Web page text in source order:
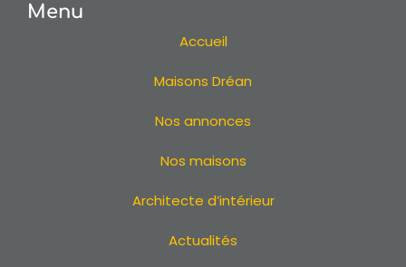
Menu
Accueil
Maisons Dréan
Nos annonces
Nos maisons
Architecte d’intérieur
Actualités